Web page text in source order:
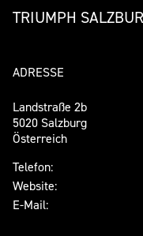
TRIUMPH
ADRESSE
Landstraße 2b
5020 Salzburg
Österreich
Telefon:
Website:
E-Mail: